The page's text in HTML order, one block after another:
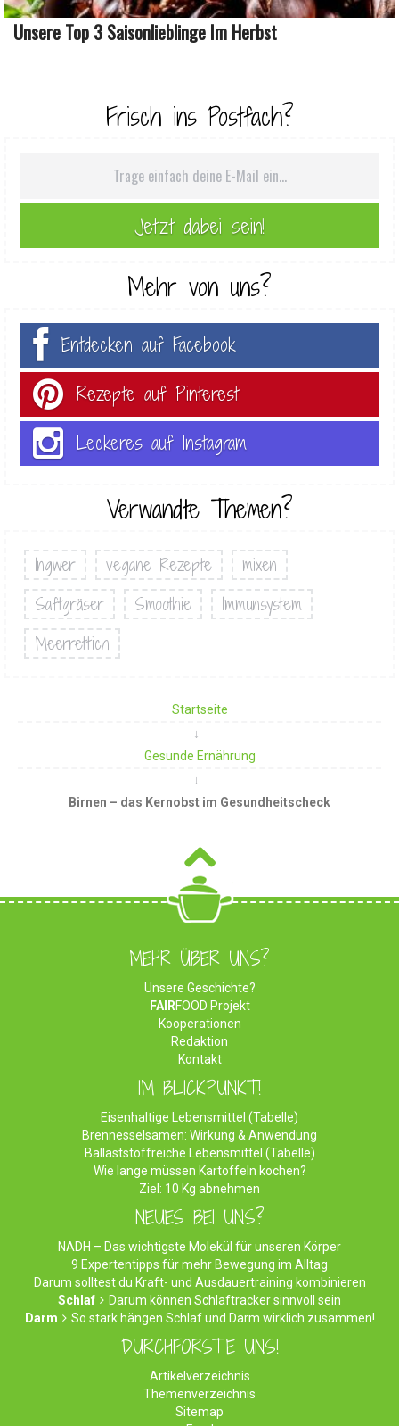
Unsere Top 3 Saisonlieblinge Im Herbst
Frisch ins Postfach?
Mehr von uns?
Entdecken auf Facebook
Rezepte auf Pinterest
Leckeres auf Instagram
Verwandte Themen?
Ingwer vegane Rezepte
mixen
Saftgräser
Smoothie
Immunsystem
Meerrettich
Startseite
Gesunde Ernährung
Birnen – das Kernobst im Gesundheitscheck
MEHR ÜBER UNS?
Unsere Geschichte?
FAIRFOOD Projekt
Kooperationen
Redaktion
Kontakt
IM BLICKPUNKT!
Eisenhaltige Lebensmittel (Tabelle)
Brennesselsamen: Wirkung & Anwendung
Ballaststoffreiche Lebensmittel (Tabelle)
Wie lange müssen Kartoffeln kochen?
Ziel: 10 Kg abnehmen
NEUES BEI UNS?
NADH – Das wichtigste Molekül für unseren Körper
9 Expertentipps für mehr Bewegung im Alltag
Darum solltest du Kraft- und Ausdauertraining kombinieren
Schlaf
Darum können Schlaftracker sinnvoll sein
Darm
So stark hängen Schlaf und Darm wirklich zusammen!
DURCHFORSTE UNS!
Artikelverzeichnis
Themenverzeichnis
Sitemap